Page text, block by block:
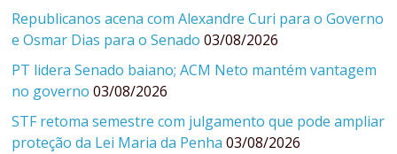
Republicanos acena com Alexandre Curi para o Governo
e Osmar Dias para o Senado 03/08/2026
PT lidera Senado baiano; ACM Neto mantém vantagem
no governo 03/08/2026
STF retoma semestre com julgamento que pode ampliar
proteção da Lei Maria da Penha 03/08/2026